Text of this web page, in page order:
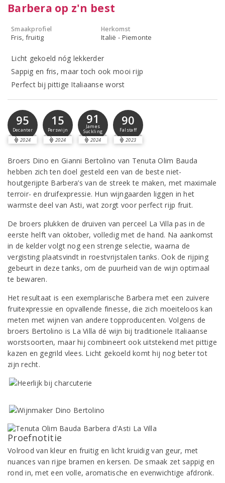
Barbera op z'n best
Smaakprofiel
Fris, fruitig
Herkomst
Italië - Piemonte
Licht gekoeld nóg lekkerder
Sappig en fris, maar toch ook mooi rijp
Perfect bij pittige Italiaanse worst
95
Decanter
2024
15
Perswijn
2024
91
James
Suckling
2024
90
Falstaff
2023
Broers Dino en Gianni Bertolino van Tenuta Olim Bauda
hebben zich ten doel gesteld een van de beste niet-
houtgerijpte Barbera’s van de streek te maken, met maximale
terroir- en druifexpressie. Hun wijngaarden liggen in het
warmste deel van Asti, wat zorgt voor perfect rijp fruit.
De broers plukken de druiven van perceel La Villa pas in de
eerste helft van oktober, volledig met de hand. Na aankomst
in de kelder volgt nog een strenge selectie, waarna de
vergisting plaatsvindt in roestvrijstalen tanks. Ook de rijping
gebeurt in deze tanks, om de puurheid van de wijn optimaal
te bewaren.
Het resultaat is een exemplarische Barbera met een zuivere
fruitexpressie en opvallende finesse, die zich moeiteloos kan
meten met wijnen van andere topproducenten. Volgens de
broers Bertolino is La Villa dé wijn bij traditionele Italiaanse
worstsoorten, maar hij combineert ook uitstekend met pittige
kazen en gegrild vlees. Licht gekoeld komt hij nog beter tot
zijn recht.
Proefnotitie
Volrood van kleur en fruitig en licht kruidig van geur, met
nuances van rijpe bramen en kersen. De smaak zet sappig en
rond in, met een volle, aromatische en evenwichtige afdronk.